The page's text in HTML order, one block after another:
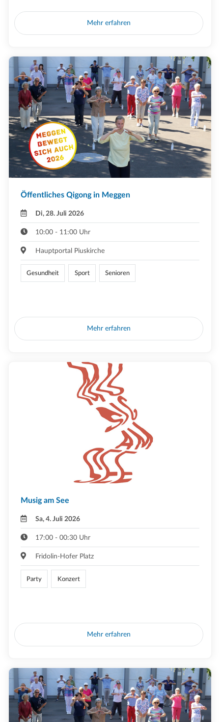
Mehr erfahren
Öffentliches Qigong in Meggen
Di, 28. Juli 2026
10:00 - 11:00 Uhr
Hauptportal Piuskirche
Gesundheit Sport Senioren
Mehr erfahren
Musig am See
Sa, 4. Juli 2026
17:00 - 00:30 Uhr
Fridolin-Hofer Platz
Party Konzert
Mehr erfahren